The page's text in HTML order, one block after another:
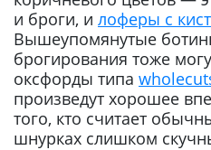
и броги, и лоферы с
Вышеупомянутые
брогирования тоже
оксфорды типа
произведут хорошее
того, кто считает
шнурках слишком